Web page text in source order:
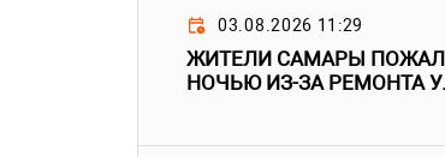
03.08.2026 11:29
ЖИТЕЛИ САМАРЫ
НОЧЬЮ ИЗ-ЗА РЕМОНТА